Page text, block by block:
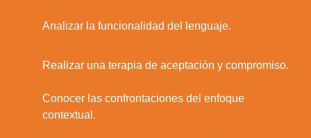
Analizar la funcionalidad del lenguaje.
Realizar una terapia de aceptación y compromiso.
Conocer las confrontaciones del enfoque
contextual.